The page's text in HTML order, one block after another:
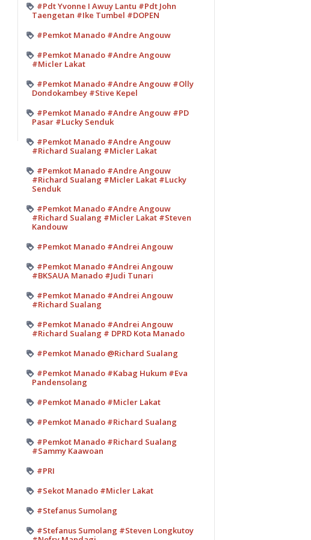
#Pdt Yvonne I Awuy Lantu #Pdt John
Taengetan #Ike Tumbel #DOPEN
#Pemkot Manado #Andre Angouw
#Pemkot Manado #Andre Angouw
#Micler Lakat
#Pemkot Manado #Andre Angouw #Olly
Dondokambey #Stive Kepel
#Pemkot Manado #Andre Angouw #PD
Pasar #Lucky Senduk
#Pemkot Manado #Andre Angouw
#Richard Sualang #Micler Lakat
#Pemkot Manado #Andre Angouw
#Richard Sualang #Micler Lakat #Lucky
Senduk
#Pemkot Manado #Andre Angouw
#Richard Sualang #Micler Lakat #Steven
Kandouw
#Pemkot Manado #Andrei Angouw
#Pemkot Manado #Andrei Angouw
#BKSAUA Manado #Judi Tunari
#Pemkot Manado #Andrei Angouw
#Richard Sualang
#Pemkot Manado #Andrei Angouw
#Richard Sualang # DPRD Kota Manado
#Pemkot Manado @Richard Sualang
#Pemkot Manado #Kabag Hukum #Eva
Pandensolang
#Pemkot Manado #Micler Lakat
#Pemkot Manado #Richard Sualang
#Pemkot Manado #Richard Sualang
#Sammy Kaawoan
#PRI
#Sekot Manado #Micler Lakat
#Stefanus Sumolang
#Stefanus Sumolang #Steven Longkutoy